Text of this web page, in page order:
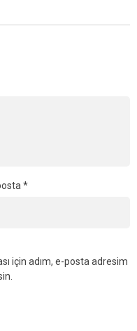
*
için adım, e-posta adresim